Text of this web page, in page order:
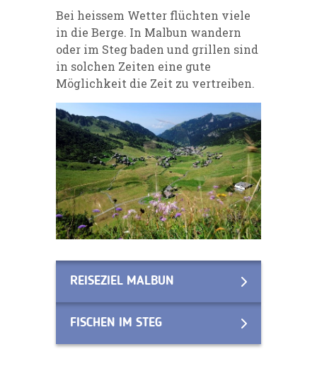
Bei heissem Wetter flüchten viele
in die Berge. In Malbun wandern
oder im Steg baden und grillen sind
in solchen Zeiten eine gute
Möglichkeit die Zeit zu vertreiben.
REISEZIEL MALBUN
FISCHEN IM STEG